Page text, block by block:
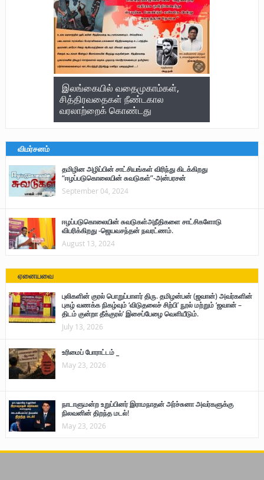
இலங்கையில் வதைமுகாம்கள்,
சித்திரவதைகள் நீண்டகால
வரலாற்றைக் கொண்டது
விமர்சனம்
தமிழின அழிப்பின் சாட்சியங்கள் விரிந்து கிடக்கிறது
“ஈழப்படுகொலையின் சுவடுகள்”-அன்பரசன்
September 04, 2024
ஈழப்படுகொலையின் சுவடுகள்அநீதிகளை சாட்சிகளோடு
விபரிக்கிறது -ஜெயவசந்தன் நவரட்ணம்.
August 13, 2024
ஏனையவை
புலிகளின் குரல் பொறுப்பாளர் திரு. தமிழன்பன் (ஜவான்) அவர்களின்
புகழ் வணக்க நிகழ்வும் ‘விடுதலைச் சிற்பி’ நூல் மற்றும் ‘ஜவான் –
திடம் குன்றா தீக்குரல்’ இசைப்பேழை வெளியீடும்.
July 13, 2026
உரிமைப் போராட்டம் _
May 23, 2026
நாடாளுமன்ற உறுப்பினர் இராமநாதன் அர்ச்சுனா அவர்களுக்கு
நிலவனின் திறந்த மடல்!
May 23, 2026